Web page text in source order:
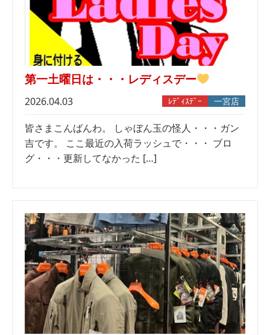
第一土曜日は・・・レディスデー
2026.04.03 ﾚﾃﾞｨｽﾃﾞｰ 一宮店
皆さまこんばんわ。 しゃぼん玉の怪人・・・ガン
吉です。 ここ最近の入荷ラッシュで・・・ ブロ
グ・・・更新してなかった […]